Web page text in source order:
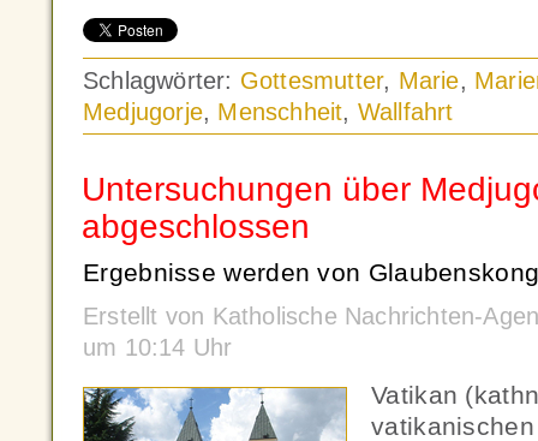
Schlagwörter: Gottesmutter, Marie,
Medjugorje, Menschheit, Wallfahrt
Untersuchungen über
abgeschlossen
Ergebnisse werden von
Erstellt von Katholische Nachrichten-
um 10:14 Uhr
Vatikan